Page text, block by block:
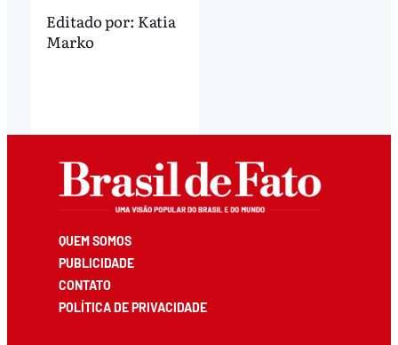
Editado por: Katia
Marko
QUEM SOMOS
PUBLICIDADE
CONTATO
POLÍTICA DE PRIVACIDADE